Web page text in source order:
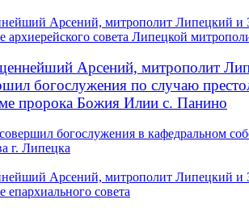
Арсений, митрополит Липецкий и
архиерейского совета Липецкой
Арсений, митрополит
богослужения по случаю
пророка Божия Илии с. Панино
богослужения в кафедральном
г. Липецка
Арсений, митрополит Липецкий и
епархиального совета